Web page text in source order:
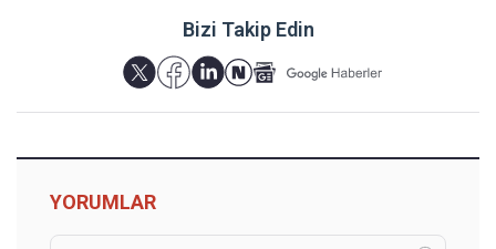
Bizi Takip Edin
YORUMLAR